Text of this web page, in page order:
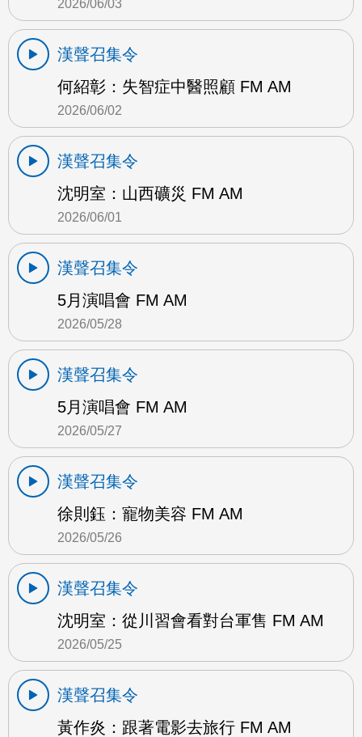
2026/06/03
漢聲召集令
何紹彰：失智症中醫照顧 FM AM
2026/06/02
漢聲召集令
沈明室：山西礦災 FM AM
2026/06/01
漢聲召集令
5月演唱會 FM AM
2026/05/28
漢聲召集令
5月演唱會 FM AM
2026/05/27
漢聲召集令
徐則鈺：寵物美容 FM AM
2026/05/26
漢聲召集令
沈明室：從川習會看對台軍售 FM AM
2026/05/25
漢聲召集令
黃作炎：跟著電影去旅行 FM AM